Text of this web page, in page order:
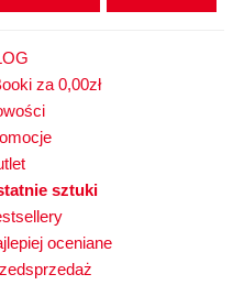
za 0,00zł
sztuki
oceniane